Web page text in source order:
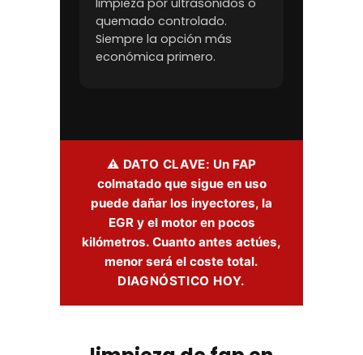
limpieza por ultrasonidos o
quemado controlado.
Siempre la opción más
económica primero.
⚠ DATO CLAVE: Un FAP
colmatado que sigue en uso
puede dañar los inyectores, la
EGR y el motor en pocos
kilómetros. Cuanto antes actúes,
menor será el coste total.
DIAGNÓSTICO HOY.